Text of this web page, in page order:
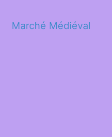
Marché Médiéval